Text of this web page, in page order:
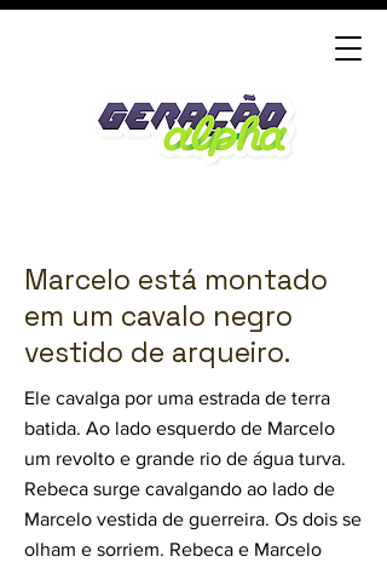
Marcelo está montado
em um cavalo negro
vestido de arqueiro.
Ele cavalga por uma estrada de terra
batida. Ao lado esquerdo de Marcelo
um revolto e grande rio de água turva.
Rebeca surge cavalgando ao lado de
Marcelo vestida de guerreira. Os dois se
olham e sorriem. Rebeca e Marcelo